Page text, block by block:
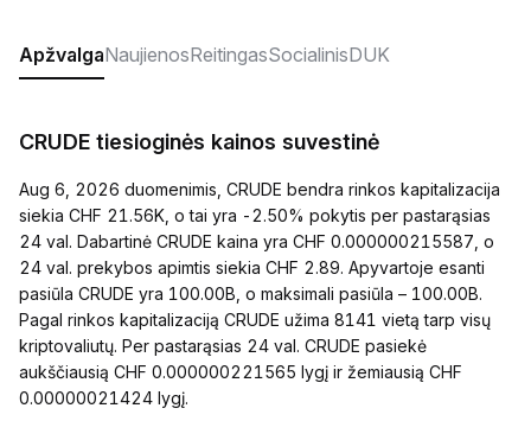
ApžvalgaNaujienosReitingasSocialinisDUK
CRUDE tiesioginės kainos suvestinė
Aug 6, 2026 duomenimis, CRUDE bendra rinkos kapitalizacija
siekia CHF 21.56K, o tai yra -2.50% pokytis per pastarąsias
24 val. Dabartinė CRUDE kaina yra CHF 0.000000215587, o
24 val. prekybos apimtis siekia CHF 2.89. Apyvartoje esanti
pasiūla CRUDE yra 100.00B, o maksimali pasiūla – 100.00B.
Pagal rinkos kapitalizaciją CRUDE užima 8141 vietą tarp visų
kriptovaliutų. Per pastarąsias 24 val. CRUDE pasiekė
aukščiausią CHF 0.000000221565 lygį ir žemiausią CHF
0.00000021424 lygį.